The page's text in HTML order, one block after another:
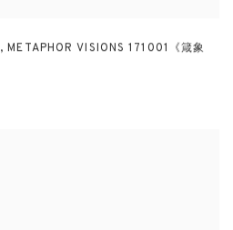
,METAPHOR VISIONS 171001《箴象